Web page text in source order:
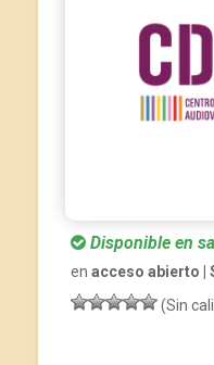
Disponible en
en acceso abierto |
(Sin